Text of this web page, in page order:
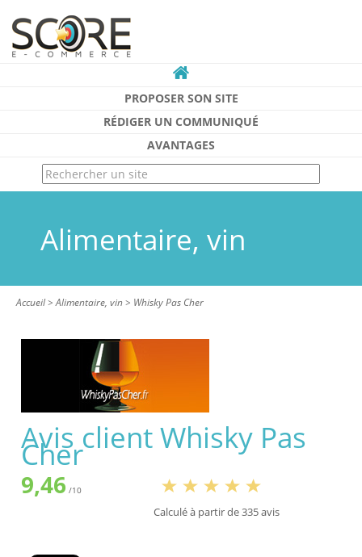
PROPOSER SON SITE
RÉDIGER UN COMMUNIQUÉ
AVANTAGES
Alimentaire, vin
Accueil>Alimentaire, vin> Whisky Pas Cher
Avis clientWhisky Pas
Cher
9,46 /10
Calculé à partir de335avis